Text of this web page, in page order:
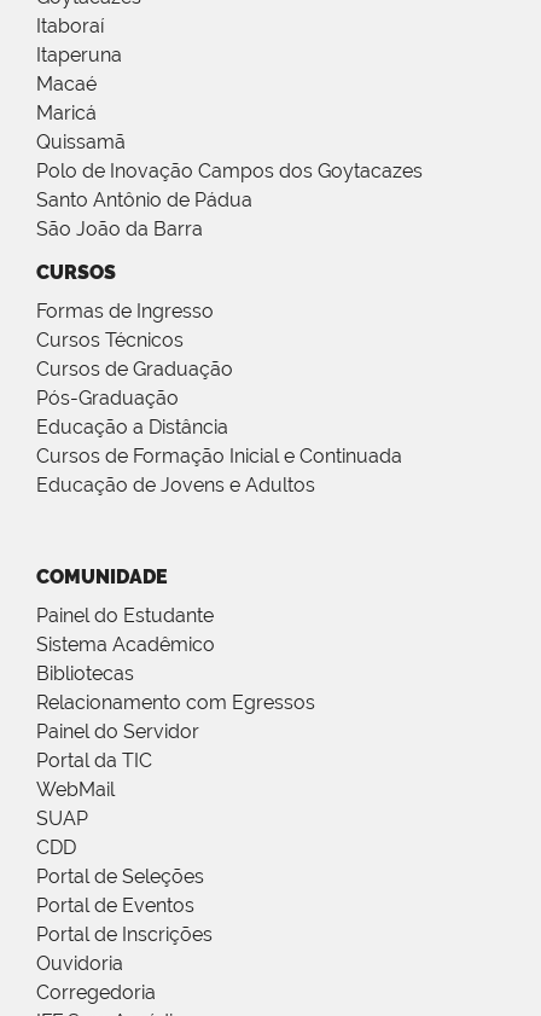
Itaboraí
Itaperuna
Macaé
Maricá
Quissamã
Polo de Inovação Campos dos Goytacazes
Santo Antônio de Pádua
São João da Barra
CURSOS
Formas de Ingresso
Cursos Técnicos
Cursos de Graduação
Pós-Graduação
Educação a Distância
Cursos de Formação Inicial e Continuada
Educação de Jovens e Adultos
COMUNIDADE
Painel do Estudante
Sistema Acadêmico
Bibliotecas
Relacionamento com Egressos
Painel do Servidor
Portal da TIC
WebMail
SUAP
CDD
Portal de Seleções
Portal de Eventos
Portal de Inscrições
Ouvidoria
Corregedoria